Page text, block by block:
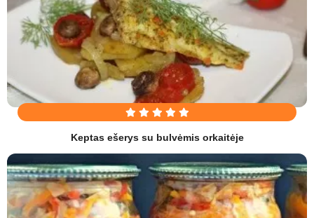
Keptas ešerys su bulvėmis orkaitėje